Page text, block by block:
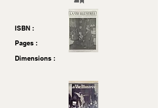
ISBN :
Pages :
Dimensions :